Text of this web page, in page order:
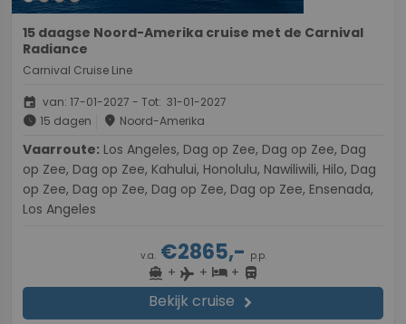
15 daagse Noord-Amerika cruise met de Carnival
Radiance
Carnival Cruise Line
event van: 17-01-2027 - Tot: 31-01-2027
schedule 15 dagen place Noord-Amerika
Vaarroute:
op Zee, Dag op Zee, Kahului, Honolulu, Nawiliwili, Hilo, Dag
op Zee, Dag op Zee, Dag op Zee, Dag op Zee, Ensenada,
Los Angeles
v.a.€2865,- p.p.
directions_boat + flight + hotel+ directions_bus
Bekijk cruise chevron_right